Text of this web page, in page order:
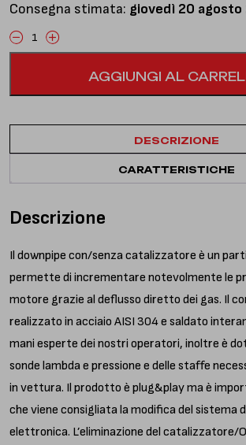
Consegna stimata: giovedì 20 agosto
Downpipe
catalizzatore
coibentato
AGGIUNGI AL
DESCRIZIONE
CARATTERISTICHE
Descrizione
Il downpipe con/senza catalizzatore è un
permette di incrementare notevolmente le
motore grazie al deflusso diretto dei gas. Il
realizzato in acciaio AISI 304 e saldato
mani esperte dei nostri operatori, inoltre è
sonde lambda e pressione e delle staffe
in vettura. Il prodotto è plug&play ma è
che viene consigliata la modifica del sistema
elettronica. L’eliminazione del catalizzatore/